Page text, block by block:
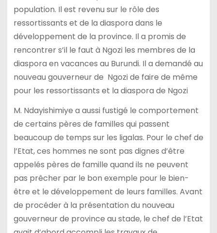
population. Il est revenu sur le rôle des
ressortissants et de la diaspora dans le
développement de la province. Il a promis de
rencontrer s’il le faut à Ngozi les membres de la
diaspora en vacances au Burundi. Il a demandé au
nouveau gouverneur de Ngozi de faire de même
pour les ressortissants et la diaspora de Ngozi
M. Ndayishimiye a aussi fustigé le comportement
de certains pères de familles qui passent
beaucoup de temps sur les ligalas. Pour le chef de
l’Etat, ces hommes ne sont pas dignes d’être
appelés pères de famille quand ils ne peuvent
pas prêcher par le bon exemple pour le bien-
être et le développement de leurs familles. Avant
de procéder à la présentation du nouveau
gouverneur de province au stade, le chef de l’Etat